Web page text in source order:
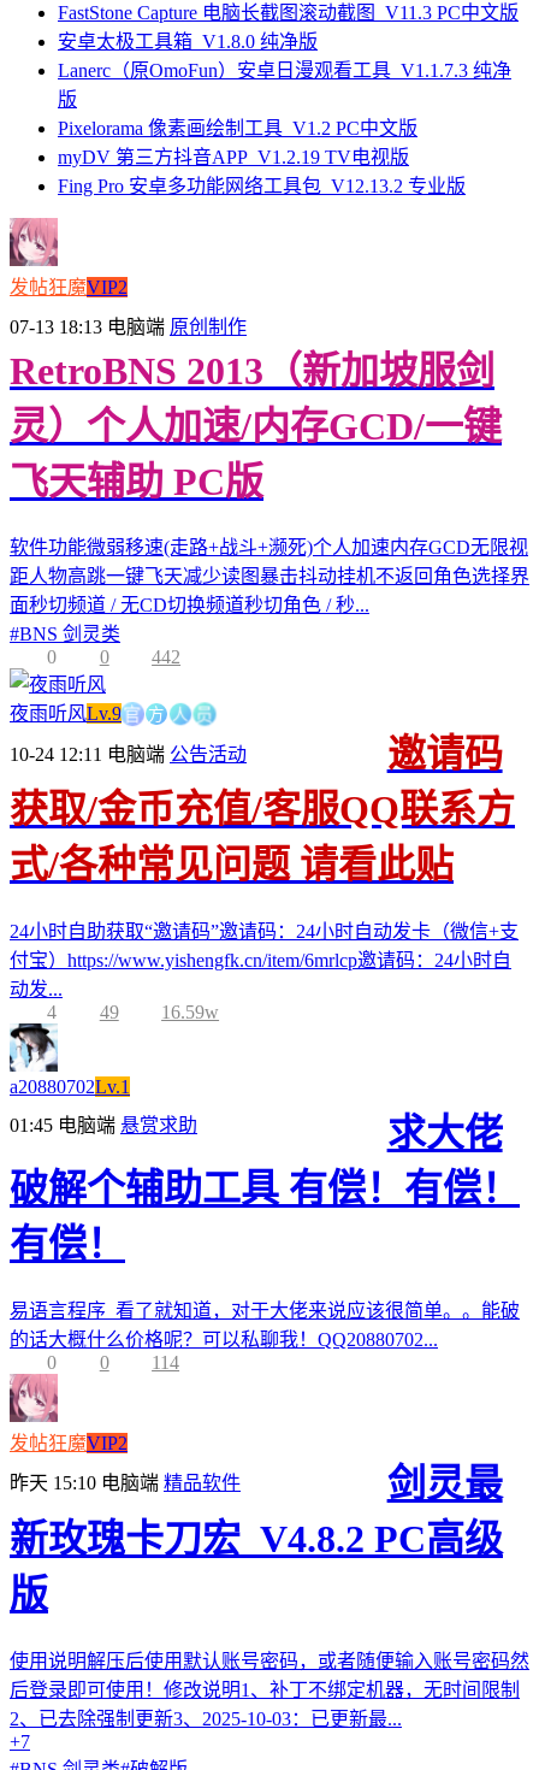
FastStone Capture 电脑长截图滚动截图_V11.3 PC中文版
安卓太极工具箱_V1.8.0 纯净版
Lanerc（原OmoFun）安卓日漫观看工具_V1.1.7.3 纯净
版
Pixelorama 像素画绘制工具_V1.2 PC中文版
myDV 第三方抖音APP_V1.2.19 TV电视版
Fing Pro 安卓多功能网络工具包_V12.13.2 专业版
发帖狂魔VIP2
07-13 18:13 电脑端 原创制作
RetroBNS 2013（新加坡服剑
灵）个人加速/内存GCD/一键
飞天辅助 PC版
软件功能微弱移速(走路+战斗+濒死)个人加速内存GCD无限视
距人物高跳一键飞天减少读图暴击抖动挂机不返回角色选择界
面秒切频道 / 无CD切换频道秒切角色 / 秒...
#BNS 剑灵类
0
0 442
夜雨听风Lv.9官方人员
10-24 12:11 电脑端 公告活动
邀请码
获取/金币充值/客服QQ联系方
式/各种常见问题 请看此贴
24小时自助获取“邀请码”邀请码：24小时自动发卡（微信+支
付宝）https://www.yishengfk.cn/item/6mrlcp邀请码：24小时自
动发...
4
49 16.59w
a20880702Lv.1
01:45 电脑端 悬赏求助
求大佬
破解个辅助工具 有偿！有偿！
有偿！
易语言程序 看了就知道，对于大佬来说应该很简单。。能破
的话大概什么价格呢？可以私聊我！QQ20880702...
0
0 114
发帖狂魔VIP2
昨天 15:10 电脑端 精品软件
剑灵最
新玫瑰卡刀宏_V4.8.2 PC高级
版
使用说明解压后使用默认账号密码，或者随便输入账号密码然
后登录即可使用！修改说明1、补丁不绑定机器，无时间限制
2、已去除强制更新3、2025-10-03：已更新最...
+7